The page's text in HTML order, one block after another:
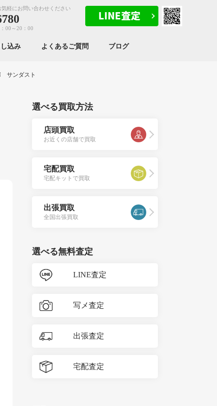
気軽にお問い合わせください
00～20：00
込み よくあるご質問 ブログ
サンダスト
選べる買取方法
店頭買取
お近くの店舗で買取
宅配買取
宅配キットで買取
出張買取
全国出張買取
選べる無料査定
LINE査定
写メ査定
出張査定
宅配査定